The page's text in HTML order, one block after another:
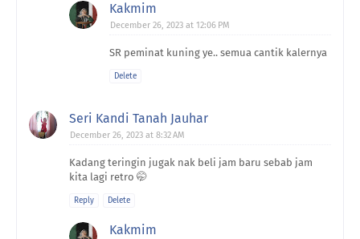
Kakmim
December 26, 2023 at 12:06 PM
SR peminat kuning ye.. semua cantik kalernya
Delete
Seri Kandi Tanah Jauhar
December 26, 2023 at 8:32 AM
Kadang teringin jugak nak beli jam baru sebab jam
kita lagi retro 🤭
Reply Delete
Kakmim